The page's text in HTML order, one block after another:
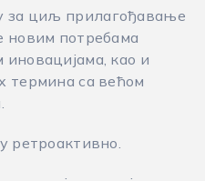
за циљ прилагођавање
новим потребама
као и
термина са већом
ретроактивно.